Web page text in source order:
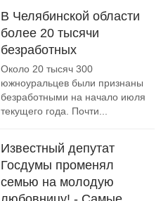
В Челябинской области
более 20 тысячи
безработных
Около 20 тысяч 300
южноуральцев были признаны
безработными на начало июля
текущего года. Почти...
Известный депутат
Госдумы променял
семью на молодую